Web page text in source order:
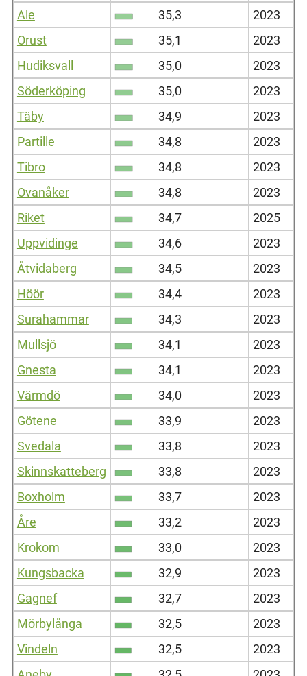
Ale
35,3
2023
Orust
35,1
2023
Hudiksvall
35,0
2023
Söderköping
35,0
2023
Täby
34,9
2023
Partille
34,8
2023
Tibro
34,8
2023
Ovanåker
34,8
2023
Riket
34,7
2025
Uppvidinge
34,6
2023
Åtvidaberg
34,5
2023
Höör
34,4
2023
Surahammar
34,3
2023
Mullsjö
34,1
2023
Gnesta
34,1
2023
Värmdö
34,0
2023
Götene
33,9
2023
Svedala
33,8
2023
Skinnskatteberg
33,8
2023
Boxholm
33,7
2023
Åre
33,2
2023
Krokom
33,0
2023
Kungsbacka
32,9
2023
Gagnef
32,7
2023
Mörbylånga
32,5
2023
Vindeln
32,5
2023